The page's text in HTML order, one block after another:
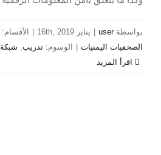
بواسطةuser يناير 16th, 2019 الأقسام:
الصحفيات اليمنيات
الوسوم: تدريب, شبكة